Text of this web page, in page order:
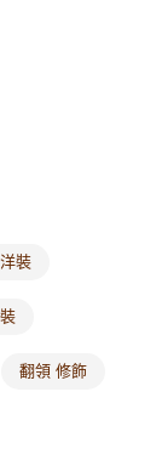
裝
翻領 修飾